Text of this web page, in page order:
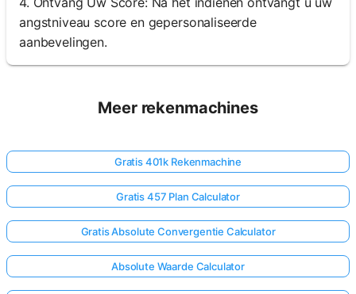
Nog
Geen
angstniveau score en gepersonaliseerde
aanbevelingen.
Meer rekenmachines
Gratis 401k Rekenmachine
Gratis 457 Plan Calculator
Gratis Absolute Convergentie Calculator
Absolute Waarde Calculator